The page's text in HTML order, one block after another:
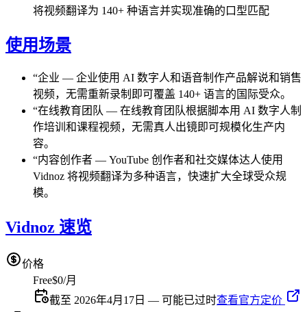
将视频翻译为 140+ 种语言并实现准确的口型匹配
使用场景
“企业 — 企业使用 AI 数字人和语音制作产品解说和销售
视频，无需重新录制即可覆盖 140+ 语言的国际受众。
“在线教育团队 — 在线教育团队根据脚本用 AI 数字人制
作培训和课程视频，无需真人出镜即可规模化生产内
容。
“内容创作者 — YouTube 创作者和社交媒体达人使用
Vidnoz 将视频翻译为多种语言，快速扩大全球受众规
模。
Vidnoz 速览
价格
Free$0/月
截至 2026年4月17日 — 可能已过时查看官方定价